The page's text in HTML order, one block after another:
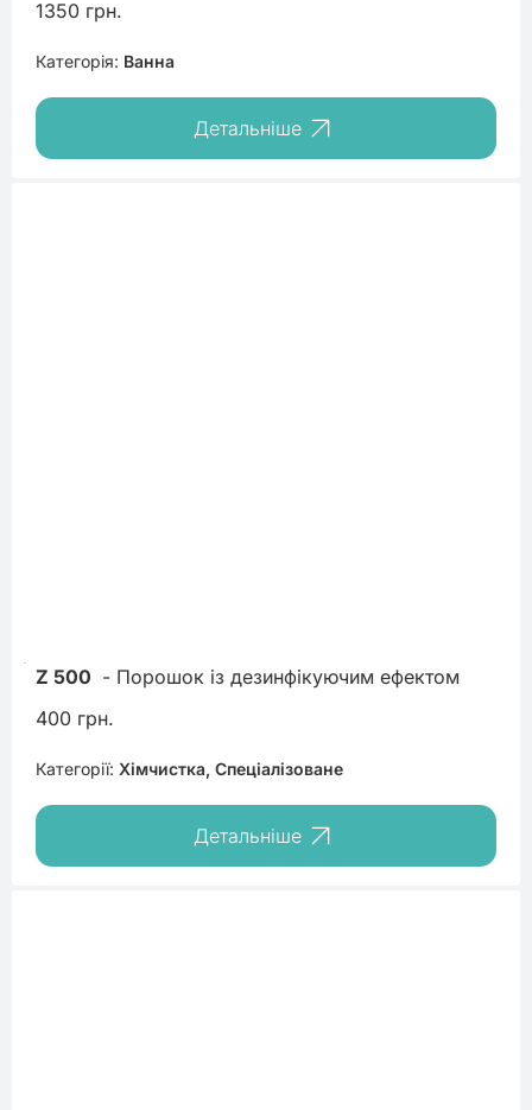
1350 грн.
Категорія: Ванна
Детальніше
Z 500 - Порошок із дезинфікуючим ефектом
400 грн.
Категорії: Хімчистка, Спеціалізоване
Детальніше